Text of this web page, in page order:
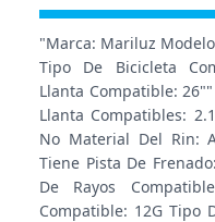
"Marca: Mariluz
Tipo De Bicicleta
Llanta Compatible:
Llanta Compatibles:
No Material Del Rin:
Tiene Pista De
De Rayos
Compatible: 12G Tipo